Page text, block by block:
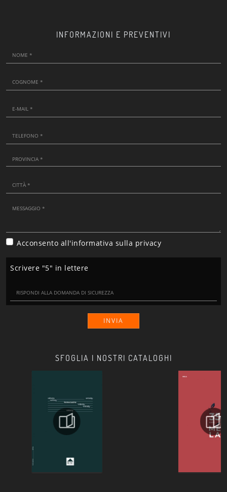
SFOGLIA I NOSTRI CATALOGHI
INFORMAZIONI E PREVENTIVI
Acconsento all'informativa sulla privacy
Scrivere "5" in lettere
INVIA